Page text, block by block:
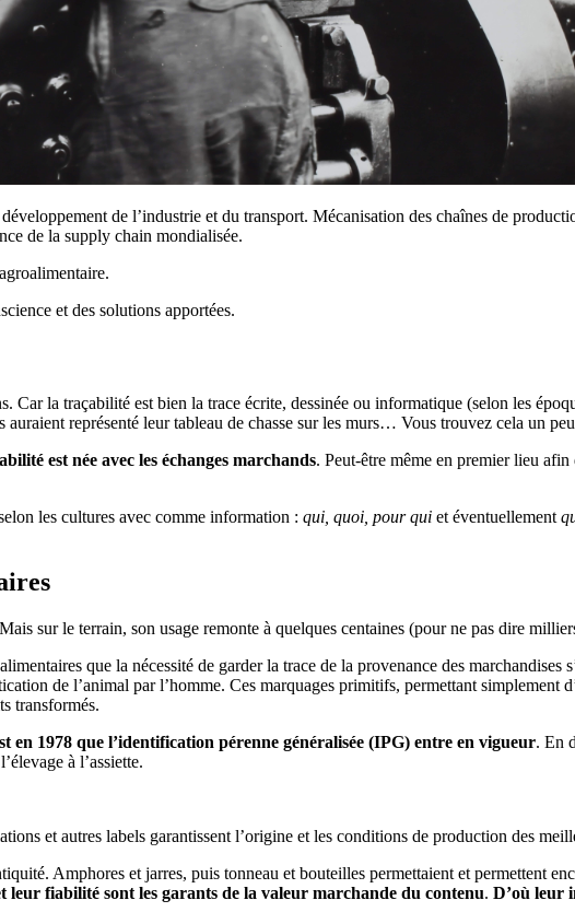
de l’industrie et du transport. Mécanisation des chaînes de
de la supply chain mondialisée.
et des solutions apportées.
Car la traçabilité est bien la trace écrite, dessinée ou informatique (selon les
représenté leur tableau de chasse sur les murs… Vous trouvez cela un
est née avec les échanges marchands. Peut-être même en premier lieu
les cultures avec comme information : qui, quoi, pour qui et éventuellement
sur le terrain, son usage remonte à quelques centaines (pour ne pas dire
que la nécessité de garder la trace de la provenance des marchandises
de l’animal par l’homme. Ces marquages primitifs, permettant simplement
transformés.
en 1978 que l’identification pérenne généralisée (IPG) entre en vigueur. En
à l’assiette.
et autres labels garantissent l’origine et les conditions de production des
Amphores et jarres, puis tonneau et bouteilles permettaient et permettent
leur fiabilité sont les garants de la valeur marchande du contenu. D’où leur